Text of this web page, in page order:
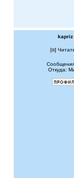
kapriz
[ ]
Откуда: